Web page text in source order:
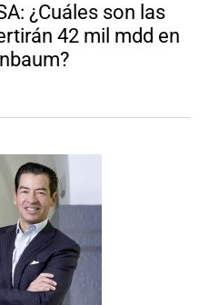
¿Cuáles son las
42 mil mdd en